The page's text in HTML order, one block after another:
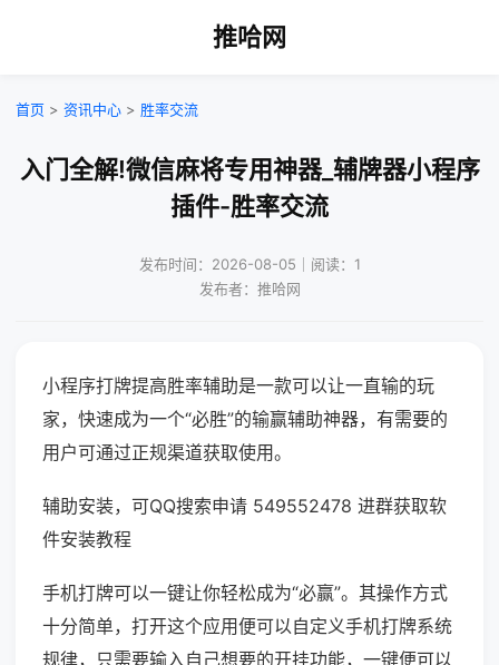
推哈网
首页 > 资讯中心 > 胜率交流
入门全解!微信麻将专用神器_辅牌器小程序
插件-胜率交流
发布时间：2026-08-05｜阅读：1
发布者：推哈网
小程序打牌提高胜率辅助是一款可以让一直输的玩
家，快速成为一个“必胜”的输赢辅助神器，有需要的
用户可通过正规渠道获取使用。
辅助安装，可QQ搜索申请 549552478 进群获取软
件安装教程
手机打牌可以一键让你轻松成为“必赢”。其操作方式
十分简单，打开这个应用便可以自定义手机打牌系统
规律，只需要输入自己想要的开挂功能，一键便可以